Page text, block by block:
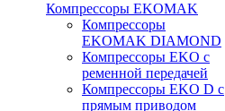
Компрессоры EKOMAK
Компрессоры
EKOMAK DIAMOND
Компрессоры EKO c
ременной передачей
Компрессоры EKO D с
прямым приводом